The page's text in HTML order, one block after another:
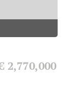
2,770,000